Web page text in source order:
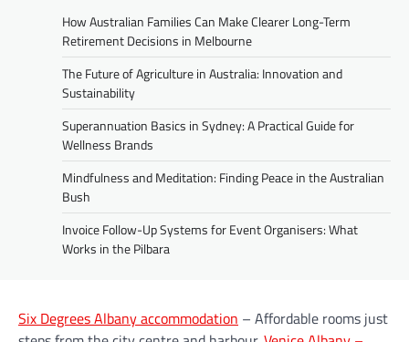
How Australian Families Can Make Clearer Long-Term
Retirement Decisions in Melbourne
The Future of Agriculture in Australia: Innovation and
Sustainability
Superannuation Basics in Sydney: A Practical Guide for
Wellness Brands
Mindfulness and Meditation: Finding Peace in the Australian
Bush
Invoice Follow-Up Systems for Event Organisers: What
Works in the Pilbara
Six Degrees Albany accommodation – Affordable rooms just